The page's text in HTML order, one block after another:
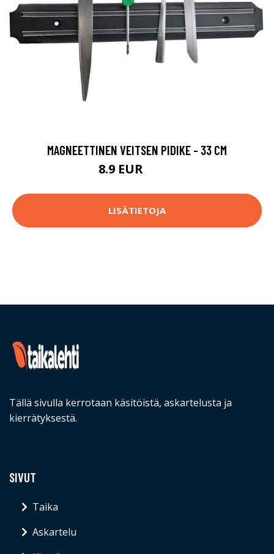
MAGNEETTINEN VEITSEN PIDIKE - 33 CM
8.9 EUR
LISÄTIETOJA
Tällä sivulla kerrotaan käsitöistä, askartelusta ja
kierrätyksestä.
SIVUT
Taika
Askartelu